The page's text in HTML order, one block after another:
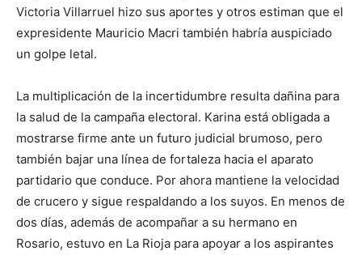
Victoria Villarruel hizo sus aportes y otros estiman que el
expresidente Mauricio Macri también habría auspiciado
un golpe letal.
La multiplicación de la incertidumbre resulta dañina para
la salud de la campaña electoral. Karina está obligada a
mostrarse firme ante un futuro judicial brumoso, pero
también bajar una línea de fortaleza hacia el aparato
partidario que conduce. Por ahora mantiene la velocidad
de crucero y sigue respaldando a los suyos. En menos de
dos días, además de acompañar a su hermano en
Rosario, estuvo en La Rioja para apoyar a los aspirantes